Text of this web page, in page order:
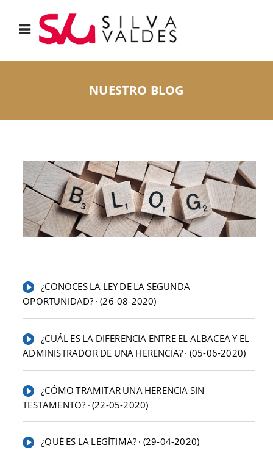
NUESTRO BLOG
¿CONOCES LA LEY DE LA SEGUNDA
OPORTUNIDAD? · (26-08-2020)
¿CUÁL ES LA DIFERENCIA ENTRE EL ALBACEA Y EL
ADMINISTRADOR DE UNA HERENCIA? · (05-06-2020)
¿CÓMO TRAMITAR UNA HERENCIA SIN
TESTAMENTO? · (22-05-2020)
¿QUÉ ES LA LEGÍTIMA? · (29-04-2020)